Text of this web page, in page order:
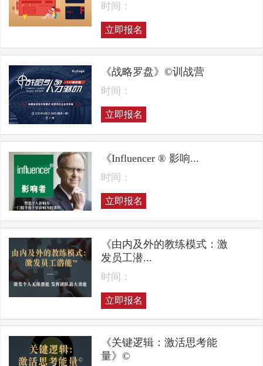
时间：
立即报名
《战略罗盘》©训战营
时间：
立即报名
《Influencer ® 影响...
时间：
立即报名
《由内及外的教练模式：激
发员工潜...
时间：
立即报名
《关键逻辑：激活思考能
量》©